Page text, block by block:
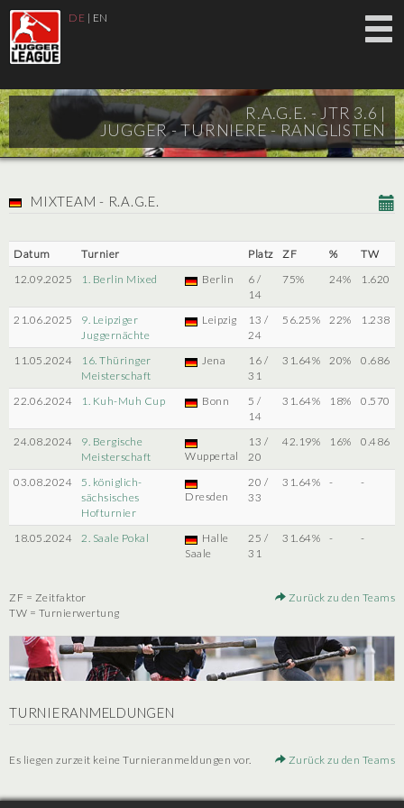
DE | EN
R.A.G.E. - JTR 3.6 |
JUGGER - TURNIERE - RANGLISTEN
MIXTEAM - R.A.G.E.
Datum Turnier Platz ZF %
TW
12.09.2025
1. Berlin Mixed Berlin
6 /
14
75% 24% 1.620
21.06.2025
9. Leipziger
Juggernächte
Leipzig
13 /
24
56.25% 22% 1.238
11.05.2024
16. Thüringer
Meisterschaft
Jena
16 /
31
31.64% 20% 0.686
22.06.2024 1. Kuh-Muh Cup Bonn
5 /
14
31.64% 18% 0.570
24.08.2024
9. Bergische
Meisterschaft
Wuppertal
13 /
20
42.19% 16% 0.486
03.08.2024
5. königlich-
sächsisches
Hofturnier
Dresden
20 /
33
31.64% - -
18.05.2024 2. Saale Pokal
Halle
Saale
25 /
31
31.64% - -
ZF = Zeitfaktor
TW = Turnierwertung
Zurück zu den Teams
TURNIERANMELDUNGEN
Es liegen zurzeit keine Turnieranmeldungen vor. Zurück zu den Teams